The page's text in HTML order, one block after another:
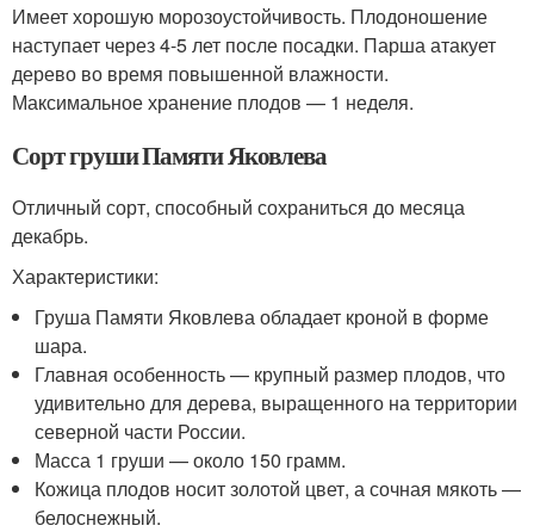
Имеет хорошую морозоустойчивость. Плодоношение
наступает через 4-5 лет после посадки. Парша атакует
дерево во время повышенной влажности.
Максимальное хранение плодов — 1 неделя.
Сорт груши Памяти Яковлева
Отличный сорт, способный сохраниться до месяца
декабрь.
Характеристики:
Груша Памяти Яковлева обладает кроной в форме
шара.
Главная особенность — крупный размер плодов, что
удивительно для дерева, выращенного на территории
северной части России.
Масса 1 груши — около 150 грамм.
Кожица плодов носит золотой цвет, а сочная мякоть —
белоснежный.